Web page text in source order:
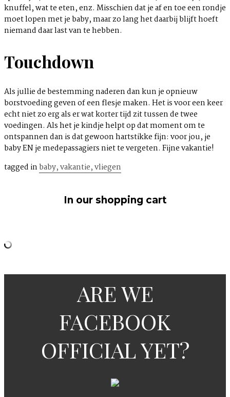
knuffel, wat te eten, enz. Misschien dat je af en toe een rondje
moet lopen met je baby, maar zo lang het daarbij blijft hoeft
niemand daar last van te hebben.
Touchdown
Als jullie de bestemming naderen dan kun je opnieuw
borstvoeding geven of een flesje maken. Het is voor een keer
echt niet zo erg als er wat korter tijd zit tussen de twee
voedingen. Als het je kindje helpt op dat moment om te
ontspannen dan is dat gewoon hartstikke fijn: voor jou, je
baby EN je medepassagiers niet te vergeten. Fijne vakantie!
tagged inbaby,vakantie,vliegen
In our shopping cart
ARE WE
FACEBOOK
OFFICIAL YET?